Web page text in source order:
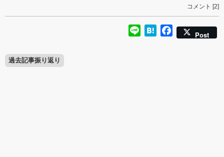
コメント [2]
Line HatenaFacebook
Post
過去記事振り返り